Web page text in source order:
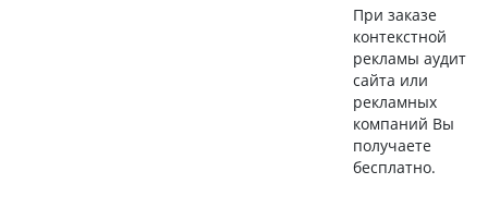
При заказе
контекстной
рекламы аудит
сайта или
рекламных
компаний Вы
получаете
бесплатно.